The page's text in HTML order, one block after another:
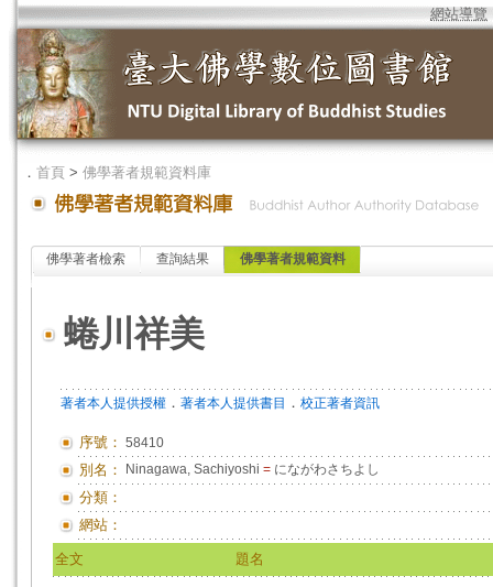
網站導覽
． 首頁 > 佛學著者規範資料庫
佛學著者檢索 查詢結果 佛學著者規範資料
蜷川祥美
著者本人提供授權 ． 著者本人提供書目 ． 校正著者資訊
序號： 58410
別名： Ninagawa, Sachiyoshi = にながわさちよし
分類：
網站：
全文 題名